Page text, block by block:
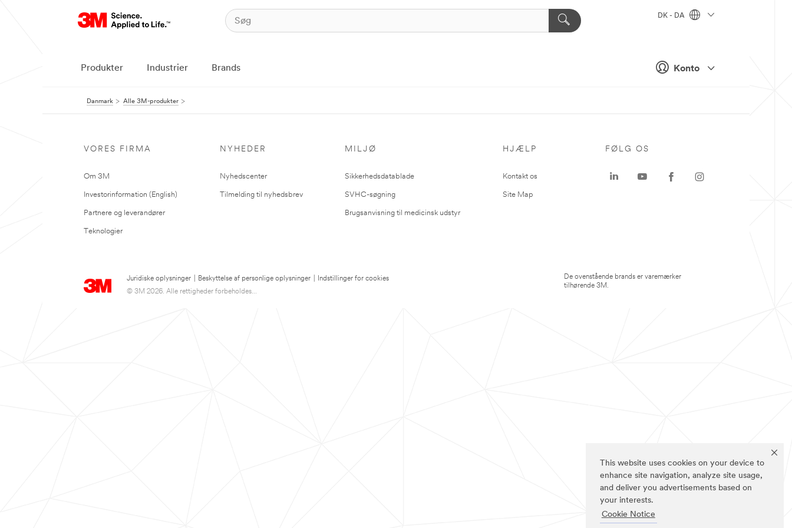
This website uses cookies on your device to
enhance site navigation, analyze site usage,
and deliver you advertisements based on
your interests.
Cookie Notice
Konto
DK - DA
Produkter Industrier Brands
Danmark Alle 3M-produkter
VORES FIRMA
Om 3M
Investorinformation (English)
Partnere og leverandører
Teknologier
NYHEDER
Nyhedscenter
Tilmelding til nyhedsbrev
MILJØ
Sikkerhedsdatablade
SVHC-søgning
Brugsanvisning til medicinsk udstyr
HJÆLP
Kontakt os
Site Map
Juridiske oplysninger Beskyttelse af personlige oplysninger
Indstillinger for cookies
© 3M 2026. Alle rettigheder forbeholdes...
FØLG OS
De ovenstående brands er varemærker
tilhørende 3M.